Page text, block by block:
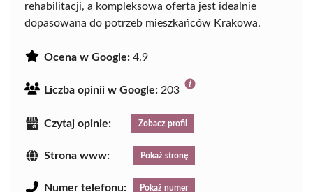
rehabilitacji, a kompleksowa oferta jest idealnie
dopasowana do potrzeb mieszkańców Krakowa.
Ocena w Google: 4.9
Liczba opinii w Google: 203
Czytaj opinie: Zobacz profil
Strona www: Pokaż stronę
Numer telefonu: Pokaż numer